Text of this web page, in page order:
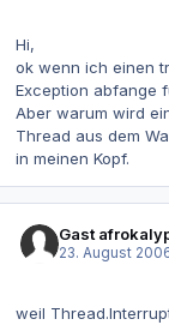
Hi,
ok wenn ich einen
Exception abfange
Aber warum wird
Thread aus dem
in meinen Kopf.
Gast
23. August
weil